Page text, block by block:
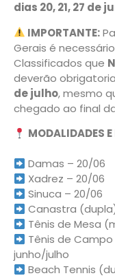
dias 20, 21, 27 de
IMPORTANTE:
Gerais é
Classificados que
deverão
de julho, mesmo
chegado ao final
MODALIDADES
Damas – 20/06
Xadrez – 20/06
Sinuca – 20/06
Canastra
Tênis de Mesa
Tênis de
junho/julho
Beach Tennis